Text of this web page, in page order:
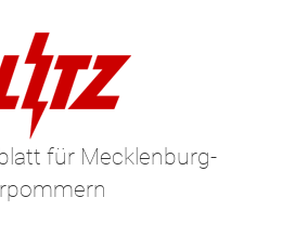
für Mecklenburg-